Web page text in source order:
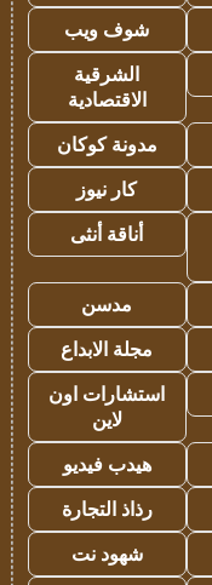
شوف ويب
الشرقية
الاقتصادية
مدونة كوكان
كار نيوز
أناقة أنثى
مدسن
مجلة الابداع
استشارات اون
لاين
هيدب فيديو
رذاذ التجارة
شهود نت